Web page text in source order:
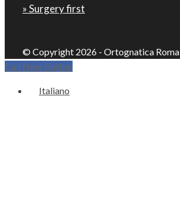
» Surgery first
© Copyright 2026 - Ortognatica Roma
Call Now Button
Italiano